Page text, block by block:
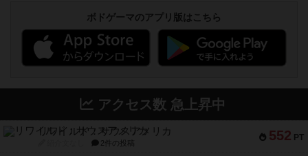
ボドゲーマのアプリ版はこちら
アクセス数 急上昇中
552 PT
リワイルド：サウスアメリカ
2件の投稿